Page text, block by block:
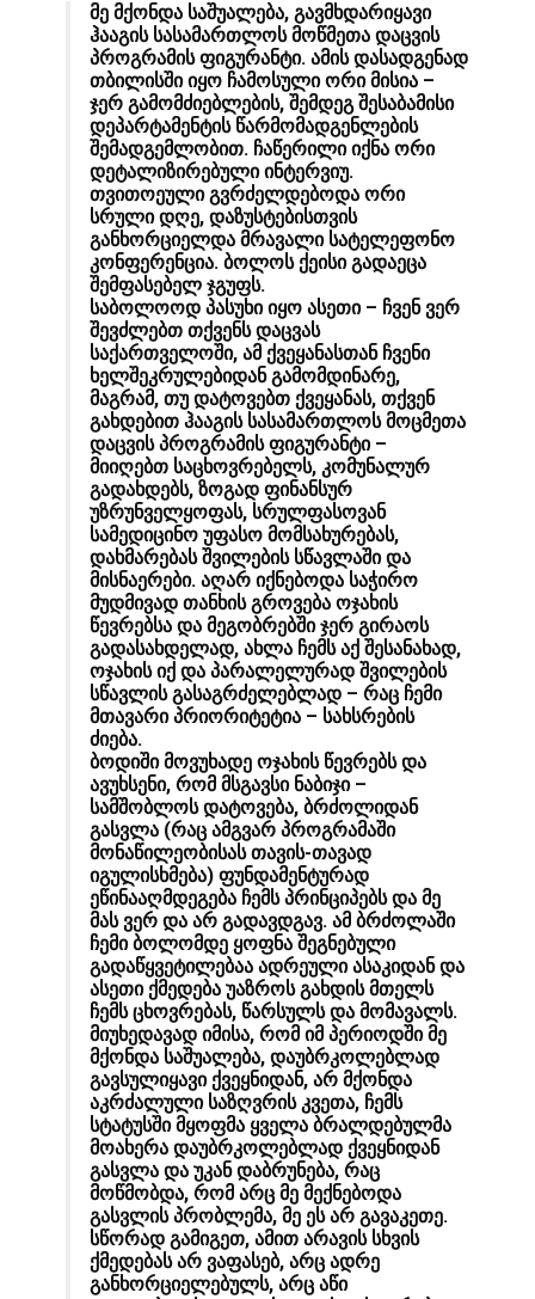
მე მქონდა საშუალება, გავმხდარიყავი
ჰააგის სასამართლოს მოწმეთა დაცვის
პროგრამის ფიგურანტი. ამის დასადგენად
თბილისში იყო ჩამოსული ორი მისია –
ჯერ გამომძიებლების, შემდეგ შესაბამისი
დეპარტამენტის წარმომადგენლების
შემადგემლობით. ჩაწერილი იქნა ორი
დეტალიზირებული ინტერვიუ.
თვითოეული გვრძელდებოდა ორი
სრული დღე, დაზუსტებისთვის
განხორციელდა მრავალი სატელეფონო
კონფერენცია. ბოლოს ქეისი გადაეცა
შემფასებელ ჯგუფს.
საბოლოოდ პასუხი იყო ასეთი – ჩვენ ვერ
შევძლებთ თქვენს დაცვას
საქართველოში, ამ ქვეყანასთან ჩვენი
ხელშეკრულებიდან გამომდინარე,
მაგრამ, თუ დატოვებთ ქვეყანას, თქვენ
გახდებით ჰააგის სასამართლოს მოცმეთა
დაცვის პროგრამის ფიგურანტი –
მიიღებთ საცხოვრებელს, კომუნალურ
გადახდებს, ზოგად ფინანსურ
უზრუნველყოფას, სრულფასოვან
სამედიცინო უფასო მომსახურებას,
დახმარებას შვილების სწავლაში და
მისნაერები. აღარ იქნებოდა საჭირო
მუდმივად თანხის გროვება ოჯახის
წევრებსა და მეგობრებში ჯერ გირაოს
გადასახდელად, ახლა ჩემს აქ შესანახად,
ოჯახის იქ და პარალელურად შვილების
სწავლის გასაგრძელებლად – რაც ჩემი
მთავარი პრიორიტეტია – სახსრების
ძიება.
ბოდიში მოვუხადე ოჯახის წევრებს და
ავუხსენი, რომ მსგავსი ნაბიჯი –
სამშობლოს დატოვება, ბრძოლიდან
გასვლა (რაც ამგვარ პროგრამაში
მონაწილეობისას თავის-თავად
იგულისხმება) ფუნდამენტურად
ეწინააღმდეგება ჩემს პრინციპებს და მე
მას ვერ და არ გადავდგავ. ამ ბრძოლაში
ჩემი ბოლომდე ყოფნა შეგნებული
გადაწყვეტილებაა ადრეული ასაკიდან და
ასეთი ქმედება უაზროს გახდის მთელს
ჩემს ცხოვრებას, წარსულს და მომავალს.
მიუხედავად იმისა, რომ იმ პერიოდში მე
მქონდა საშუალება, დაუბრკოლებლად
გავსულიყავი ქვეყნიდან, არ მქონდა
აკრძალული საზღვრის კვეთა, ჩემს
სტატუსში მყოფმა ყველა ბრალდებულმა
მოახერა დაუბრკოლებლად ქვეყნიდან
გასვლა და უკან დაბრუნება, რაც
მოწმობდა, რომ არც მე მექნებოდა
გასვლის პრობლემა, მე ეს არ გავაკეთე.
სწორად გამიგეთ, ამით არავის სხვის
ქმედებას არ ვაფასებ, არც ადრე
განხორციელებულს, არც აწი